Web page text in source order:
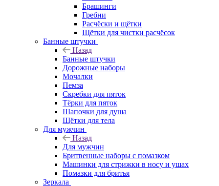
Брашинги
Гребни
Расчёски и щётки
Щётки для чистки расчёсок
Банные штучки
Назад
Банные штучки
Дорожные наборы
Мочалки
Пемза
Скребки для пяток
Тёрки для пяток
Шапочки для душа
Щётки для тела
Для мужчин
Назад
Для мужчин
Бритвенные наборы с помазком
Машинки для стрижки в носу и ушах
Помазки для бритья
Зеркала